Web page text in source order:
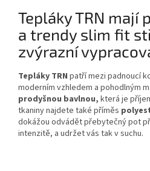
Tepláky TRN mají
a trendy slim fit
zvýrazní
Tepláky TRN patří mezi padnoucí
moderním vzhledem a pohodlným
prodyšnou bavlnou, která je
tkaniny najdete také příměs
dokážou odvádět přebytečný pot
intenzitě, a udržet vás tak v suchu.